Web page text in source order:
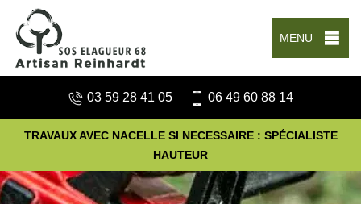
MENU
03 59 28 41 05 06 49 60 88 14
TRAVAUX AVEC NACELLE SI NECESSAIRE : SPÉCIALISTE
HAUTEUR